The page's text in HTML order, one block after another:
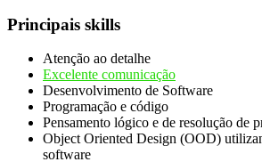
Principais skills
Atenção ao detalhe
Excelente comunicação
Desenvolvimento de Software
Programação e código
Pensamento lógico e de resolução de
Object Oriented Design (OOD)
software